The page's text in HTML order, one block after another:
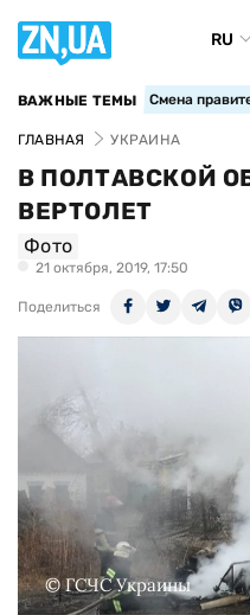
RU
ВАЖНЫЕ ТЕМЫ Смена
ГЛАВНАЯ УКРАИНА
В ПОЛТАВСКОЙ
ВЕРТОЛЕТ
Фото
21 октября, 2019, 17:50
Поделиться
© ГСЧС Украины